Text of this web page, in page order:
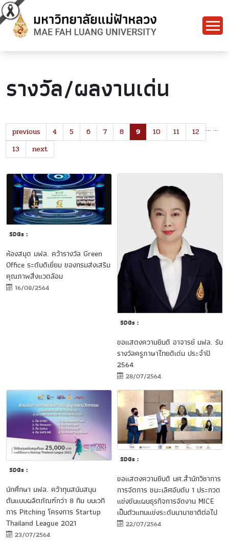
รางวัล/ผลงานเด่น
previous …
4 5 6 7 8 9 10 11
12
13
…
next
SDGs :
ห้องสมุด มฟล. คว้ารางวัล Green
Office ระดับดีเยี่ยม ของกรมส่งเสริม
คุณภาพสิ่งแวดล้อม
16/08/2564
SDGs :
ขอแสดงความยินดี อาจารย์ มฟล. รับ
รางวัลครูภาษาไทยดีเด่น ประจำปี
2564
28/07/2564
SDGs :
นักศึกษา มฟล. คว้าทุนสนับสนุน
ต้นแบบผลิตภัณฑ์กว่า 8 ทีม บนเวที
การ Pitching โครงการ Startup
Thailand League 2021
23/07/2564
SDGs :
ขอแสดงความยินดี นศ.สำนักวิชาการ
การจัดการ ชนะเลิศอับดับ 1 ประกวด
แข่งขันแผนธุรกิจการจัดงาน MICE
เป็นตัวแทนแข่งระดับนานาชาติต่อไป
22/07/2564